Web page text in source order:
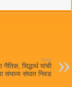
Next
नैतिक, सिद्धार्थ यांची
संभाव्य संघात निवड